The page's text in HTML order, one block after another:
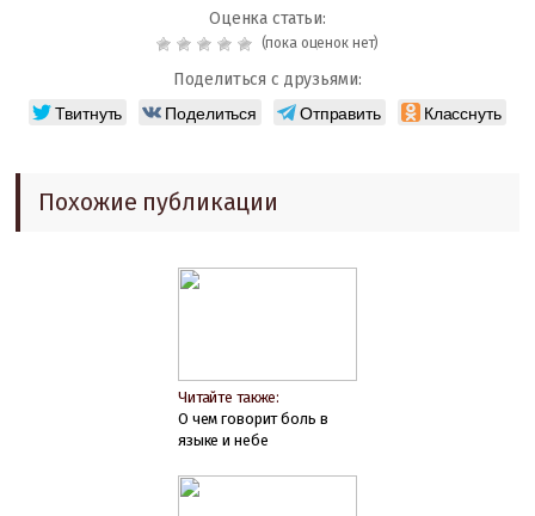
Оценка статьи:
(пока оценок нет)
Поделиться с друзьями:
Твитнуть Поделиться Отправить Класснуть
Похожие публикации
Читайте также:
О чем говорит боль в
языке и небе